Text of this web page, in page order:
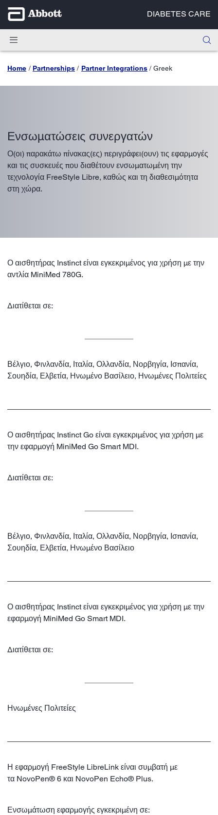
DIABETES CARE
Home Partnerships Partner Integrations Greek
Ενσωματώσεις συνεργατών
Ο(οι) παρακάτω πίνακας(ες) περιγράφει(ουν) τις εφαρμογές
και τις συσκευές που διαθέτουν ενσωματωμένη την
τεχνολογία FreeStyle Libre, καθώς και τη διαθεσιμότητα
στη χώρα.
Ο αισθητήρας Instinct είναι εγκεκριμένος για χρήση με την
αντλία MiniMed 780G.
Διατίθεται σε:
Βέλγιο, Φινλανδία, Ιταλία, Ολλανδία, Νορβηγία, Ισπανία,
Σουηδία, Ελβετία, Ηνωμένο Βασίλειο, Ηνωμένες Πολιτείες
Ο αισθητήρας Instinct Go είναι εγκεκριμένος για χρήση με
την εφαρμογή MiniMed Go Smart MDI.
Διατίθεται σε:
Βέλγιο, Φινλανδία, Ιταλία, Ολλανδία, Νορβηγία, Ισπανία,
Σουηδία, Ελβετία, Ηνωμένο Βασίλειο
Ο αισθητήρας Instinct είναι εγκεκριμένος για χρήση με την
εφαρμογή MiniMed Go Smart MDI.
Διατίθεται σε:
Ηνωμένες Πολιτείες
Η εφαρμογή FreeStyle LibreLink είναι συμβατή με
τα NovoPen® 6 και NovoPen Echo® Plus.
Ενσωμάτωση εφαρμογής εγκεκριμένη σε: